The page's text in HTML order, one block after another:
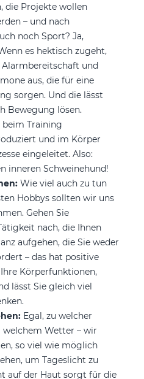
die Projekte wollen
– und nach
noch Sport? Ja,
es hektisch zugeht,
und
aus, die für eine
sorgen. Und die lässt
Bewegung lösen.
Training
und im Körper
eingeleitet. Also:
inneren Schweinehund!
Wie viel auch zu tun
Hobbys sollten wir uns
Gehen Sie
nach, die Ihnen
aufgehen, die Sie weder
– das hat positive
Körperfunktionen,
lässt Sie gleich viel
Egal, zu welcher
welchem Wetter – wir
so viel wie möglich
um Tageslicht zu
auf der Haut sorgt für die